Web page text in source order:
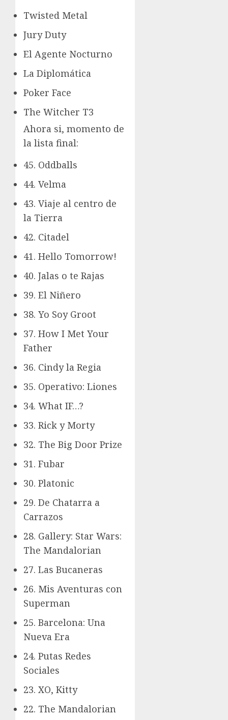
Twisted Metal
Jury Duty
El Agente Nocturno
La Diplomática
Poker Face
The Witcher T3
Ahora si, momento de
la lista final:
45. Oddballs
44. Velma
43. Viaje al centro de
la Tierra
42. Citadel
41. Hello Tomorrow!
40. Jalas o te Rajas
39. El Niñero
38. Yo Soy Groot
37. How I Met Your
Father
36. Cindy la Regia
35. Operativo: Liones
34. What IF…?
33. Rick y Morty
32. The Big Door Prize
31. Fubar
30. Platonic
29. De Chatarra a
Carrazos
28. Gallery: Star Wars:
The Mandalorian
27. Las Bucaneras
26. Mis Aventuras con
Superman
25. Barcelona: Una
Nueva Era
24. Putas Redes
Sociales
23. XO, Kitty
22. The Mandalorian